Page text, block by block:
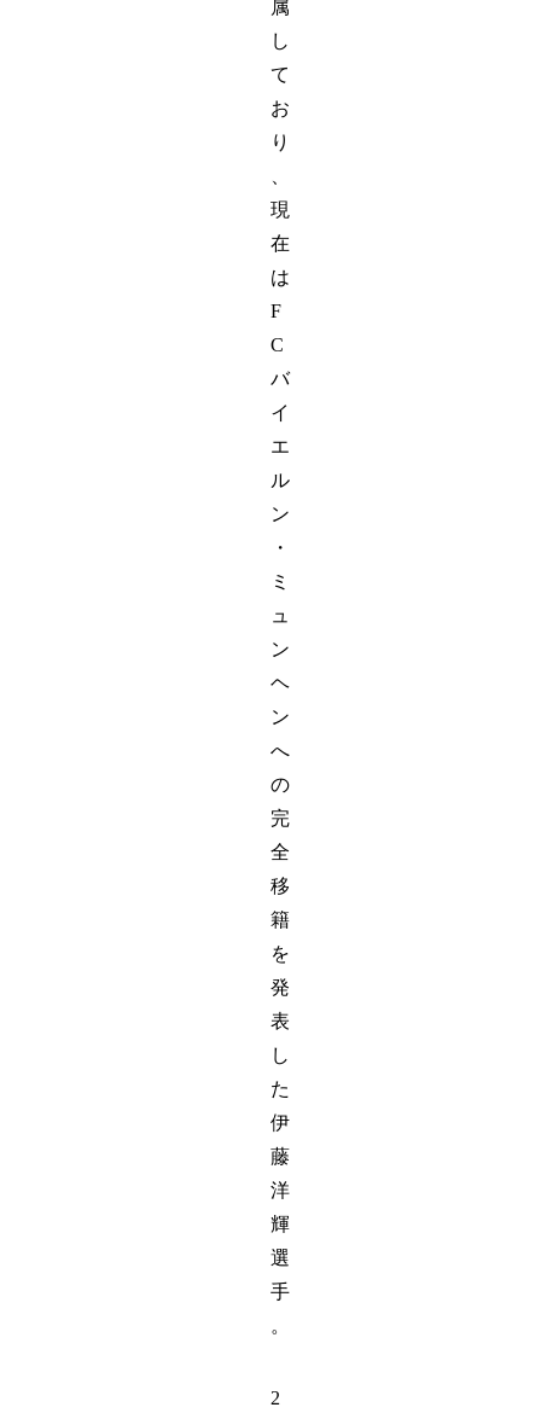
属
し
て
お
り
現
在
は
F
C
バ
イ
エ
ル
ン
・
ミ
ュ
ン
ヘ
ン
へ
の
完
全
移
籍
を
発
表
し
た
伊
藤
洋
輝
選
手
。
2